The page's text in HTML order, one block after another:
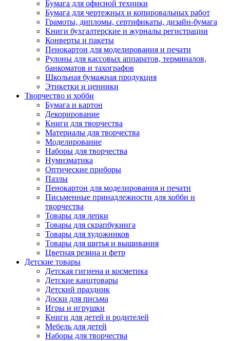
Бумага для офисной техники
Бумага для чертежных и копировальных работ
Грамоты, дипломы, сертификаты, дизайн-бумага
Книги бухгалтерские и журналы регистрации
Конверты и пакеты
Пенокартон для моделирования и печати
Рулоны для кассовых аппаратов, терминалов,
банкоматов и тахографов
Школьная бумажная продукция
Этикетки и ценники
Творчество и хобби
Бумага и картон
Декорирование
Книги для творчества
Материалы для творчества
Моделирование
Наборы для творчества
Нумизматика
Оптические приборы
Пазлы
Пенокартон для моделирования и печати
Письменные принадлежности для хобби и
творчества
Товары для лепки
Товары для скрапбукинга
Товары для художников
Товары для шитья и вышивания
Цветная резина и фетр
Детские товары
Детская гигиена и косметика
Детские канцтовары
Детский праздник
Доски для письма
Игры и игрушки
Книги для детей и родителей
Мебель для детей
Наборы для творчества